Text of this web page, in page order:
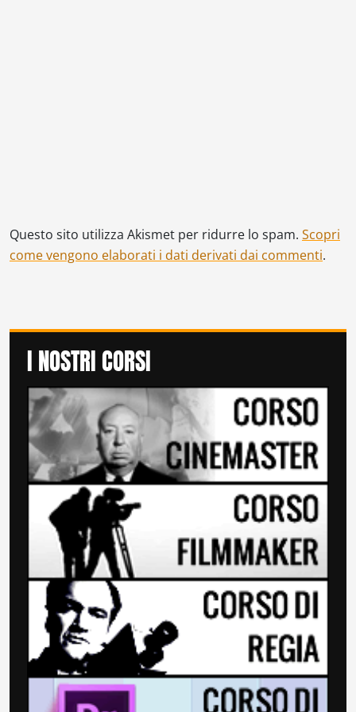
Questo sito utilizza Akismet per ridurre lo spam. Scopri
come vengono elaborati i dati derivati dai commenti.
I NOSTRI CORSI